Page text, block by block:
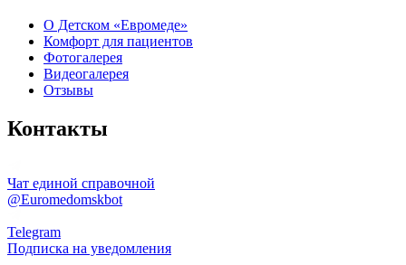
О Детском «Евромеде»
Комфорт для пациентов
Фотогалерея
Видеогалерея
Отзывы
Контакты
Чат единой справочной
@Euromedomskbot
Telegram
Подписка на уведомления